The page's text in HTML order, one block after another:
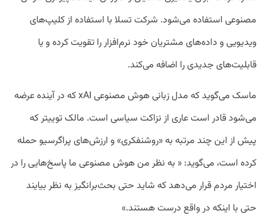
مصنوعی استفاده می‌شود. شرکت تسلا با استفاده از کلیپ‌های
ویدیویی و داده‌های مشتریان خود نرم‌افزار را تقویت کرده و یا
قابلیت‌های جدیدی را اضافه می‌کند.
ماسک می‌گوید که مدل زبانی هوش مصنوعی xAI که در آینده عرضه
می‌شود قادر است عاری از نزاکت سیاسی است. مالک توییتر که
پیش از این چند مرتبه به «روشنفکری» و ارزش‌های پراگرسیو حمله
کرده است، می‌گوید: « به نظر من هوش مصنوعی ما پاسخ‌هایی را در
اختیار مردم قرار می‌دهد که شاید حتی بحث‌برانگیز به نظر بیایند
حتی با اینکه در واقع درست هستند.»